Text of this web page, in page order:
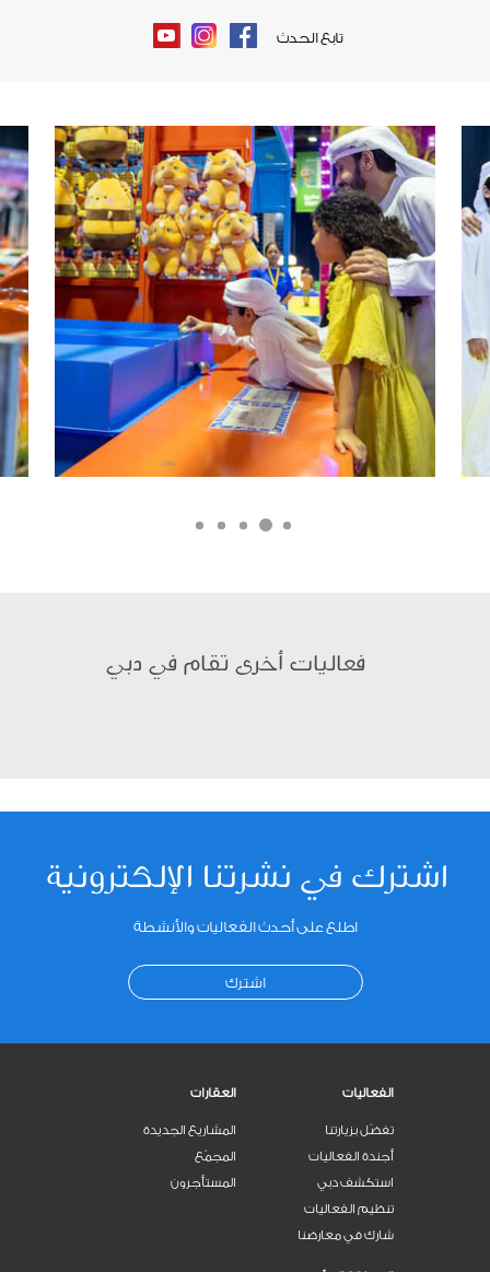
تابع الحدث Facebook
Instagram
Youtube
فعاليات أخرى تقام في دبي
الفعاليات
تفضّل بزيارتنا
أجندة الفعاليات
استكشف دبي
تنظيم الفعاليات
شارك في معارضنا
العقارات
المشاريع الجديدة
المجمّع
المستأجرون
اشترك في نشرتنا الإلكترونية
اطلع على أحدث الفعاليات والأنشطة
اشترك